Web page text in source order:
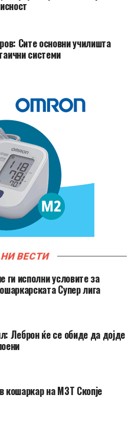
Сите основни училишта
системи
ВЕСТИ
ги исполни условите за
Супер лига
Леброн ќе се обиде да дојде
кошаркар на МЗТ Скопје